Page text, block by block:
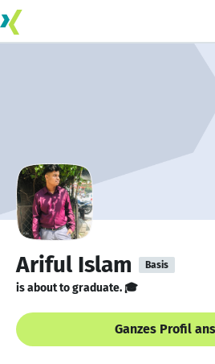
Ariful Islam Basis
is about to graduate. 🎓
Ganzes Profil